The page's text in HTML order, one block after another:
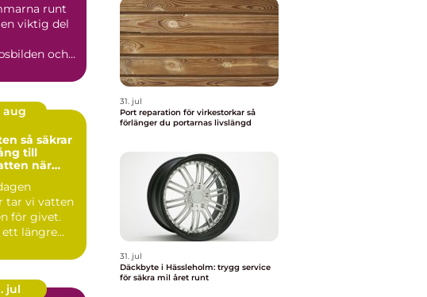
runt
viktig del
och
aug
till
när
tar vi vatten
för givet.
ett längre
jul
31. jul
Port reparation för virkestorkar så
förlänger du portarnas livslängd
31. jul
Däckbyte i Hässleholm: trygg service
för säkra mil året runt